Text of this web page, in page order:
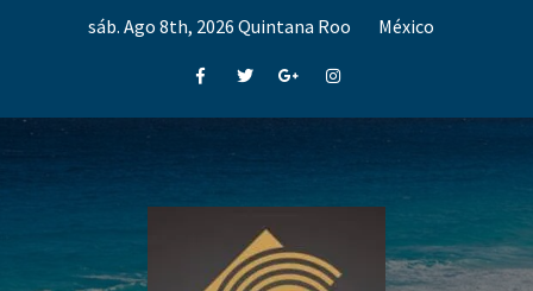
sáb. Ago 8th, 2026 Quintana Roo México
FacebookTwitterGoogle+Instagram